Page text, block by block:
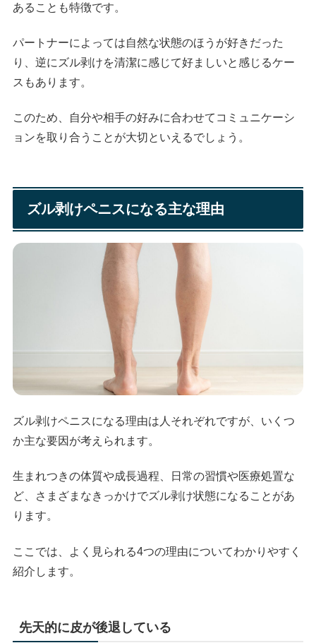
あることも特徴です。
パートナーによっては自然な状態のほうが好きだった
り、逆にズル剥けを清潔に感じて好ましいと感じるケー
スもあります。
このため、自分や相手の好みに合わせてコミュニケーシ
ョンを取り合うことが大切といえるでしょう。
ズル剥けペニスになる主な理由
ズル剥けペニスになる理由は人それぞれですが、いくつ
か主な要因が考えられます。
生まれつきの体質や成長過程、日常の習慣や医療処置な
ど、さまざまなきっかけでズル剥け状態になることがあ
ります。
ここでは、よく見られる4つの理由についてわかりやすく
紹介します。
先天的に皮が後退している